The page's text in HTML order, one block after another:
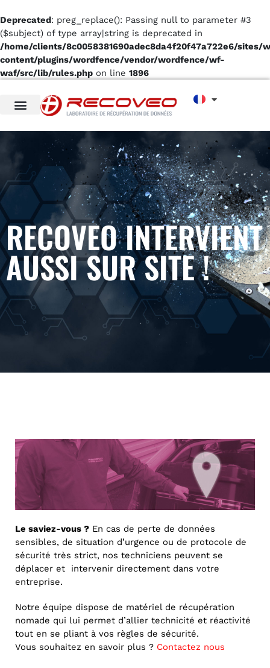
Deprecated: preg_replace(): Passing null to parameter #3
($subject) of type array|string is deprecated in
/home/clients/8c0058381690adec8da4f20f47a722e6/sites/
content/plugins/wordfence/vendor/wordfence/wf-
waf/src/lib/rules.php on line 1896
RECOVEO INTERVIENT
AUSSI SUR SITE !
Le saviez-vous ? En cas de perte de données
sensibles, de situation d’urgence ou de protocole de
sécurité très strict, nos techniciens peuvent se
déplacer et intervenir directement dans votre
entreprise.
Notre équipe dispose de matériel de récupération
nomade qui lui permet d’allier technicité et réactivité
tout en se pliant à vos règles de sécurité.
Vous souhaitez en savoir plus ? Contactez nous